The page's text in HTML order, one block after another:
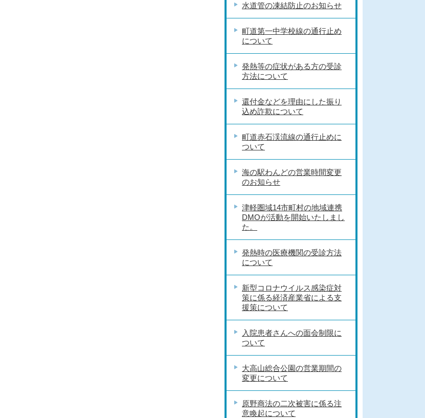
水道管の凍結防止のお知らせ
町道第一中学校線の通行止め
について
発熱等の症状がある方の受診
方法について
還付金などを理由にした振り
込め詐欺について
町道赤石渓流線の通行止めに
ついて
海の駅わんどの営業時間変更
のお知らせ
津軽圏域14市町村の地域連携
DMOが活動を開始いたしまし
た。
発熱時の医療機関の受診方法
について
新型コロナウイルス感染症対
策に係る経済産業省による支
援策について
入院患者さんへの面会制限に
ついて
大高山総合公園の営業期間の
変更について
原野商法の二次被害に係る注
意喚起について